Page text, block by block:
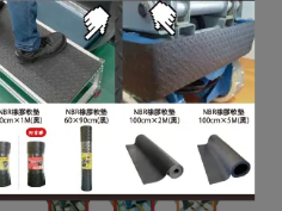
NT$0
加入詢價車